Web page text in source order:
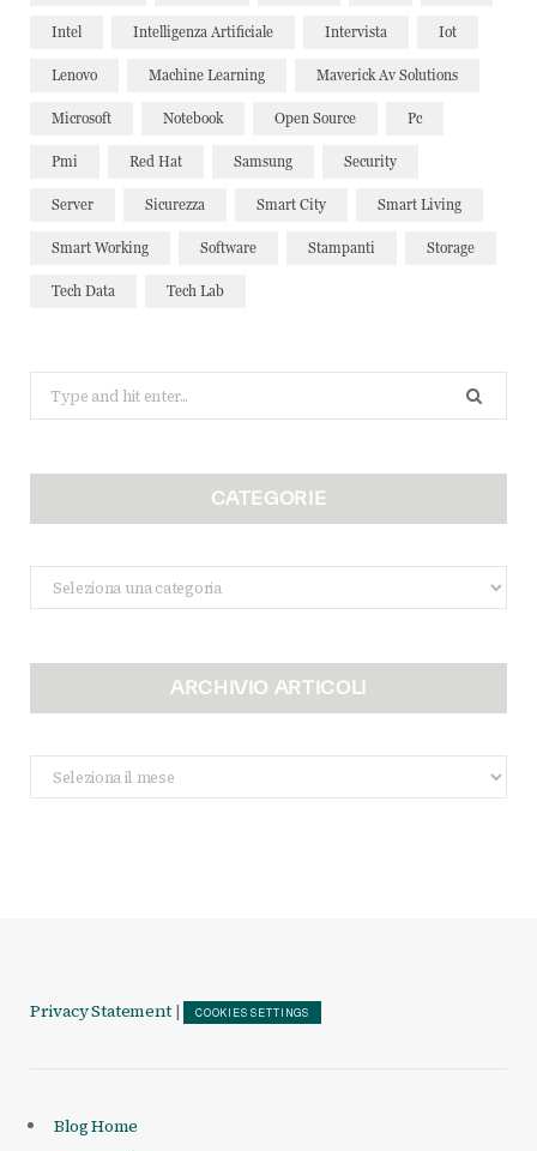
Intel Intelligenza Artificiale Intervista Iot
Lenovo Machine Learning Maverick Av Solutions
Microsoft Notebook Open Source Pc
Pmi Red Hat Samsung Security
Server Sicurezza Smart City Smart Living
Smart Working Software Stampanti Storage
Tech Data Tech Lab
for:
CATEGORIE
Categorie
ARCHIVIO ARTICOLI
Archivio
Articoli
Privacy Statement | COOKIES SETTINGS
Blog Home